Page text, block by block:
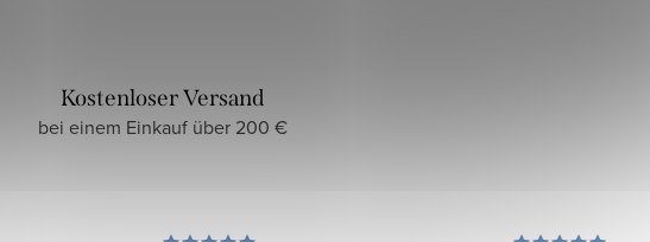
Kostenloser Versand
bei einem Einkauf über 200 €